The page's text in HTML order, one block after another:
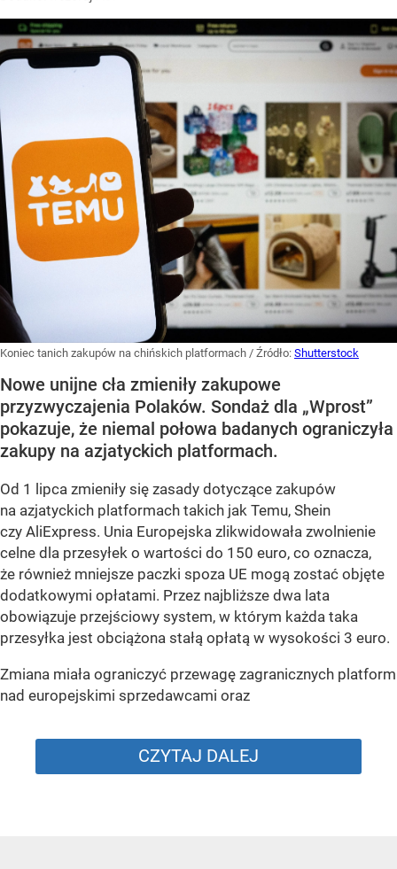
Koniec tanich zakupów na chińskich platformach / Źródło: Shutterstock
Nowe unijne cła zmieniły zakupowe
przyzwyczajenia Polaków. Sondaż dla „Wprost”
pokazuje, że niemal połowa badanych ograniczyła
zakupy na azjatyckich platformach.
Od 1 lipca zmieniły się zasady dotyczące zakupów
na azjatyckich platformach takich jak Temu, Shein
czy AliExpress. Unia Europejska zlikwidowała zwolnienie
celne dla przesyłek o wartości do 150 euro, co oznacza,
że również mniejsze paczki spoza UE mogą zostać objęte
dodatkowymi opłatami. Przez najbliższe dwa lata
obowiązuje przejściowy system, w którym każda taka
przesyłka jest obciążona stałą opłatą w wysokości 3 euro.
Zmiana miała ograniczyć przewagę zagranicznych platform
nad europejskimi sprzedawcami oraz
CZYTAJ DALEJ